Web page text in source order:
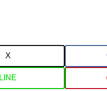
X
LINE